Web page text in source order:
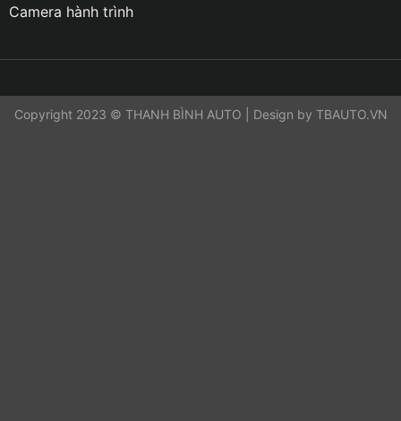
Camera hành trình
Copyright 2023 © THANH BÌNH AUTO | Design by TBAUTO.VN